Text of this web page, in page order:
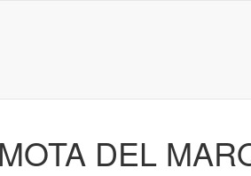
DEL